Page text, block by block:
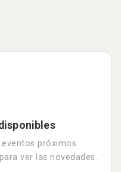
próximos
ver las novedades.